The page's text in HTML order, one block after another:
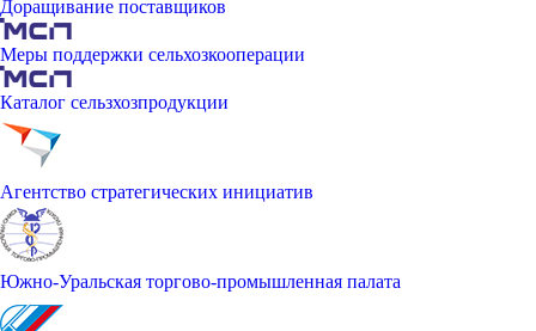
Доращивание поставщиков
Меры поддержки сельхозкооперации
Каталог сельзхозпродукции
Агентство стратегических инициатив
Южно-Уральская торгово-промышленная палата